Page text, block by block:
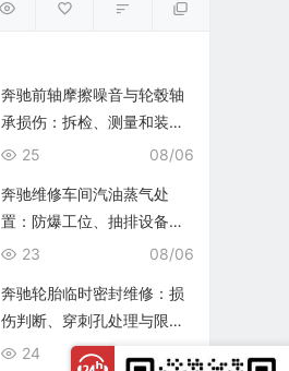
奔驰前轴摩擦噪音与轮毂轴
承损伤：拆检、测量和装复
复查
08/06
25
奔驰维修车间汽油蒸气处
置：防爆工位、抽排设备与
燃油收集
08/06
23
奔驰轮胎临时密封维修：损
伤判断、穿刺孔处理与限速
复查
08/06
24